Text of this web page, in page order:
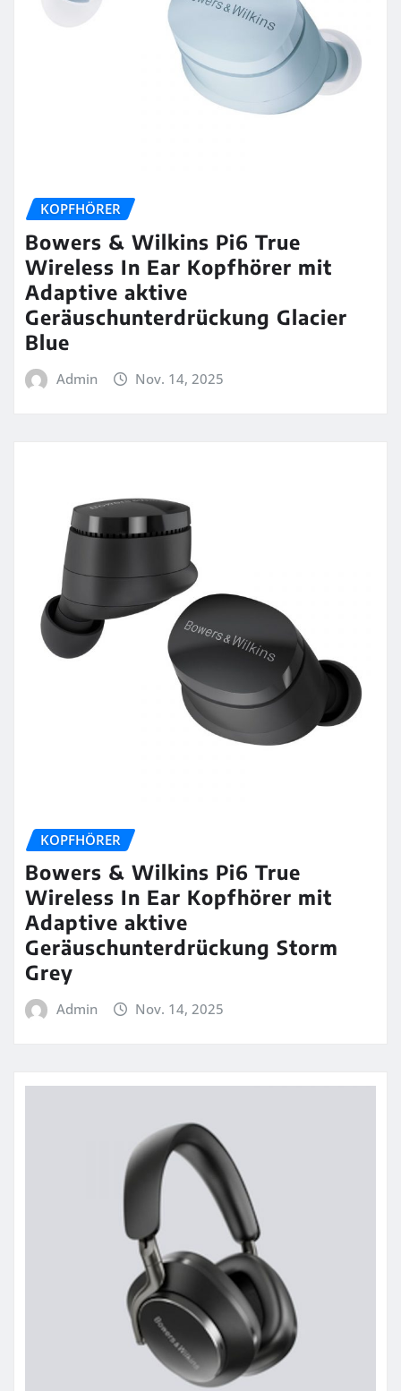
KOPFHÖRER
Bowers & Wilkins Pi6 True
Wireless In Ear Kopfhörer mit
Adaptive aktive
Geräuschunterdrückung Glacier
Blue
Admin Nov. 14, 2025
KOPFHÖRER
Bowers & Wilkins Pi6 True
Wireless In Ear Kopfhörer mit
Adaptive aktive
Geräuschunterdrückung Storm
Grey
Admin Nov. 14, 2025